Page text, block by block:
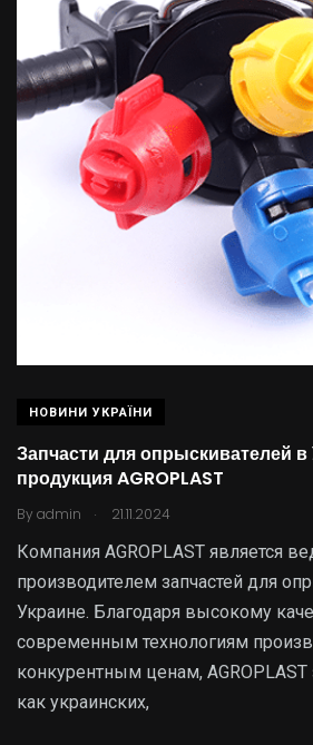
НОВИНИ УКРАЇНИ
Запчасти для опрыскивателей в
продукция AGROPLAST
By admin . 21.11.2024
Компания AGROPLAST является
производителем запчастей для
Украине. Благодаря высокому
современным технологиям
конкурентным ценам,
как украинских,